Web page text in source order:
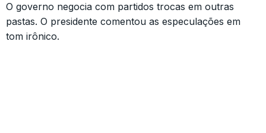
O governo negocia com partidos trocas em outras
pastas. O presidente comentou as especulações em
tom irônico.